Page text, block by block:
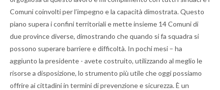
Comuni coinvolti per l’impegno e la capacità dimostrata. Questo
piano supera i confini territoriali e mette insieme 14 Comuni di
due province diverse, dimostrando che quando si fa squadra si
possono superare barriere e difficoltà. In pochi mesi – ha
aggiunto la presidente - avete costruito, utilizzando al meglio le
risorse a disposizione, lo strumento più utile che oggi possiamo
offrire ai cittadini in termini di prevenzione e sicurezza. È un